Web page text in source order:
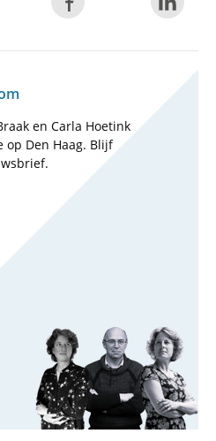
en Carla Hoetink
op Den Haag. Blijf